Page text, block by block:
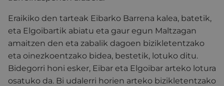
Eraikiko den tarteak Eibarko Barrena kalea, batetik,
eta Elgoibartik abiatu eta gaur egun Maltzagan
amaitzen den eta zabalik dagoen bizikletentzako
eta oinezkoentzako bidea, bestetik, lotuko ditu.
Bidegorri honi esker, Eibar eta Elgoibar arteko lotura
osatuko da. Bi udalerri horien arteko bizikletentzako